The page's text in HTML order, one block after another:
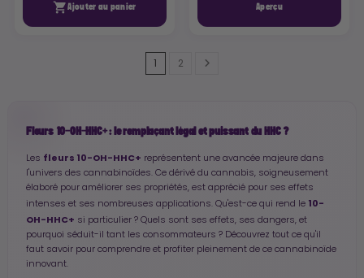
Ajouter au panier Aperçu
1 2
Fleurs 10-OH-HHC+ : le remplaçant légal et puissant du HHC ?
Les fleurs 10-OH-HHC+ représentent une avancée majeure dans
l'univers des cannabinoïdes. Ce dérivé du cannabis, soigneusement
élaboré pour améliorer ses propriétés, est apprécié pour ses effets
intenses et ses nombreuses applications. Qu'est-ce qui rend le 10-
OH-HHC+ si particulier ? Quels sont ses effets, ses dangers, et
pourquoi séduit-il tant les consommateurs ? Découvrez tout ce qu'il
faut savoir pour comprendre et profiter pleinement de ce cannabinoïde
innovant.